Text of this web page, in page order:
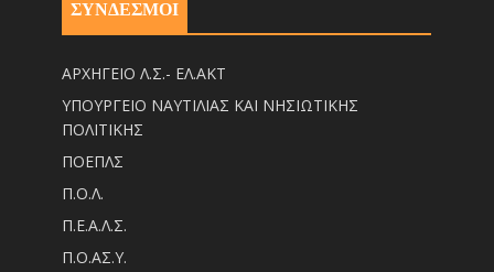
ΣΥΝΔΕΣΜΟΙ
ΑΡΧΗΓΕΙΟ Λ.Σ.- ΕΛ.ΑΚΤ
ΥΠΟΥΡΓΕΙΟ ΝΑΥΤΙΛΙΑΣ ΚΑΙ ΝΗΣΙΩΤΙΚΗΣ
ΠΟΛΙΤΙΚΗΣ
ΠΟΕΠΛΣ
Π.Ο.Λ.
Π.Ε.Α.Λ.Σ.
Π.Ο.ΑΣ.Υ.